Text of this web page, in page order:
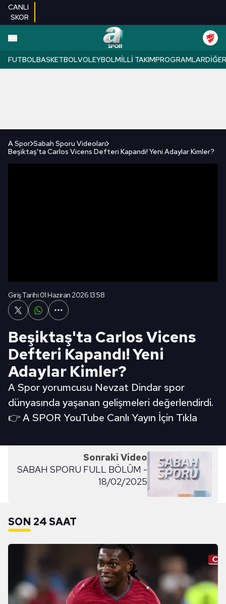
CANLI
SKOR
FUTBOLBASKETBOLVOLEYBOLMILLI TAKIMPROGRAMLARDIĞER
A Spor Sabah Sporu Videoları
Beşiktaş'ta Carlos Vicens Defteri Kapandı! Yeni Adaylar Kimler?
Giriş Tarihi:01 Haziran 2026 13:58
Beşiktaş'ta Carlos Vicens
Defteri Kapandı! Yeni
Adaylar Kimler?
A Spor yorumcusu Nevzat Dindar spor
dünyasında yaşanan gelişmeleri değerlendirdi.
👉 A SPOR YouTube Canlı Yayın İçin Tıkla
Sonraki Video
SABAH SPORU FULL BÖLÜM -
18/02/2025
SON 24 SAAT